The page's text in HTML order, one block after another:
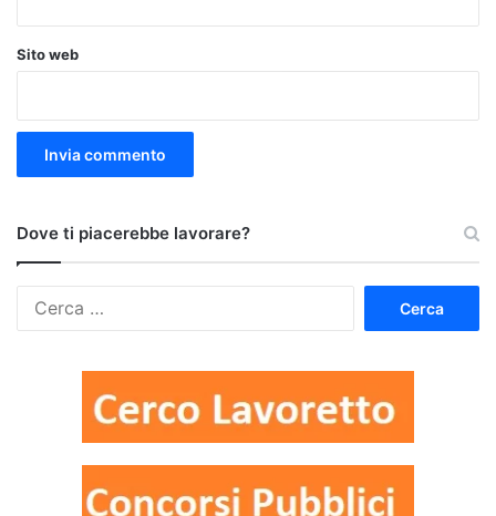
Sito web
Dove ti piacerebbe lavorare?